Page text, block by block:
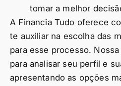
tomar a melhor
A Financia Tudo oferece
te auxiliar na escolha das
para esse processo.
para analisar seu perfil e
apresentando as opções